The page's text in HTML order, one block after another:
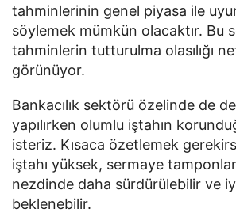
tahminlerinin genel piyasa ile
söylemek mümkün olacaktır. Bu
tahminlerin tutturulma olasılığı
görünüyor.
Bankacılık sektörü özelinde de
yapılırken olumlu iştahın
isteriz. Kısaca özetlemek
iştahı yüksek, sermaye
nezdinde daha sürdürülebilir ve
beklenebilir.